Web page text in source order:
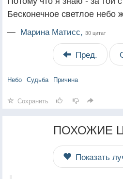
Бесконечное светлое небо
— Марина Матисс, 30 цитат
Пред.
Небо Судьба Причина
Сохранить
ПОХОЖИЕ
Показать